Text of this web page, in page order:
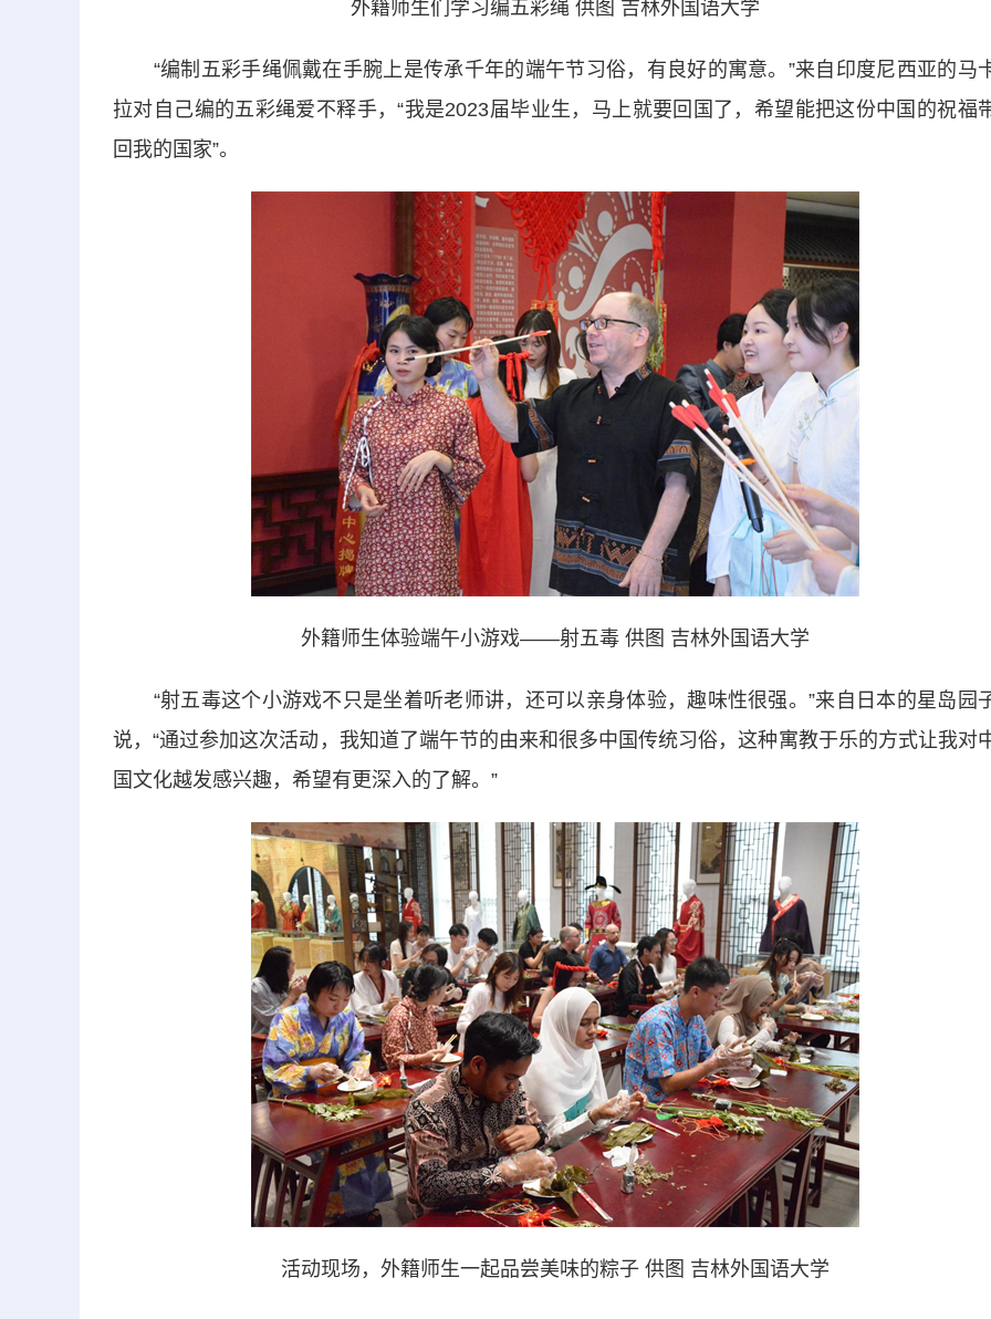
外籍师生们学习编五彩绳 供图 吉林外国语大学
“编制五彩手绳佩戴在手腕上是传承千年的端午节习俗，有良好的寓意。”来自印度尼西亚的马
拉对自己编的五彩绳爱不释手，“我是2023届毕业生，马上就要回国了，希望能把这份中国的祝福
回我的国家”。
外籍师生体验端午小游戏——射五毒 供图 吉林外国语大学
“射五毒这个小游戏不只是坐着听老师讲，还可以亲身体验，趣味性很强。”来自日本的星岛园
说，“通过参加这次活动，我知道了端午节的由来和很多中国传统习俗，这种寓教于乐的方式让我对
国文化越发感兴趣，希望有更深入的了解。”
活动现场，外籍师生一起品尝美味的粽子 供图 吉林外国语大学